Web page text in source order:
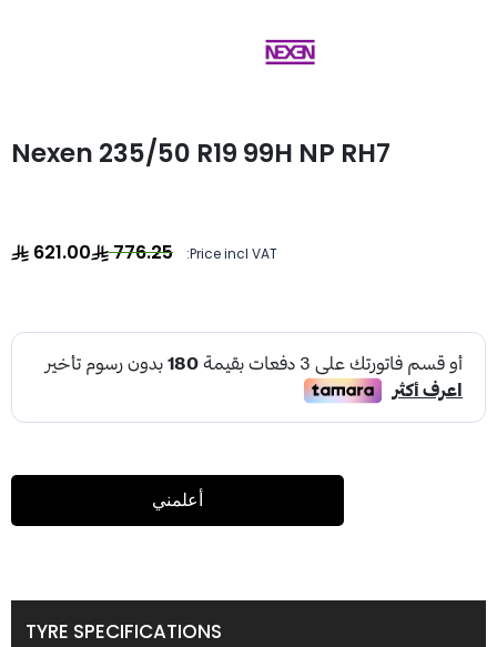
Nexen 235/50 R19 99H NP RH7
Price incl VAT:
776.25
621.00
أعلمني
TYRE SPECIFICATIONS